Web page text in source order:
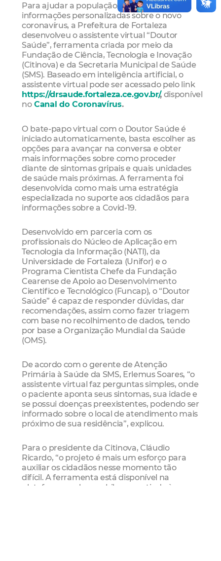
Para ajudar a população na procura por
informações personalizadas sobre o novo
coronavírus, a Prefeitura de Fortaleza
desenvolveu o assistente virtual “Doutor
Saúde”, ferramenta criada por meio da
Fundação de Ciência, Tecnologia e Inovação
(Citinova) e da Secretaria Municipal de Saúde
(SMS). Baseado em inteligência artificial, o
assistente virtual pode ser acessado pelo link
https://drsaude.fortaleza.ce.gov.br/, disponível
no Canal do Coronavírus.
O bate-papo virtual com o Doutor Saúde é
iniciado automaticamente, basta escolher as
opções para avançar na conversa e obter
mais informações sobre como proceder
diante de sintomas gripais e quais unidades
de saúde mais próximas. A ferramenta foi
desenvolvida como mais uma estratégia
especializada no suporte aos cidadãos para
informações sobre a Covid-19.
Desenvolvido em parceria com os
profissionais do Núcleo de Aplicação em
Tecnologia da Informação (NATI), da
Universidade de Fortaleza (Unifor) e o
Programa Cientista Chefe da Fundação
Cearense de Apoio ao Desenvolvimento
Cientifico e Tecnológico (Funcap), o “Doutor
Saúde” é capaz de responder dúvidas, dar
recomendações, assim como fazer triagem
com base no recolhimento de dados, tendo
por base a Organização Mundial da Saúde
(OMS).
De acordo com o gerente de Atenção
Primária à Saúde da SMS, Erlemus Soares, “o
assistente virtual faz perguntas simples, onde
o paciente aponta seus sintomas, sua idade e
se possui doenças preexistentes, podendo ser
informado sobre o local de atendimento mais
próximo de sua residência”, explicou.
Para o presidente da Citinova, Cláudio
Ricardo, “o projeto é mais um esforço para
auxiliar os cidadãos nesse momento tão
difícil. A ferramenta está disponível na
plataforma web e mobile, garantindo à